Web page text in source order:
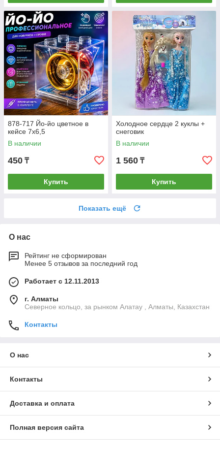
878-717 Йо-йо цветное в
кейсе 7х6,5
В наличии
450 ₸
Купить
Холодное сердце 2 куклы +
снеговик
В наличии
1 560 ₸
Купить
Показать ещё
О нас
Рейтинг не сформирован
Менее 5 отзывов за последний год
Работает с 12.11.2013
г. Алматы
Северное кольцо, за рынком Алатау , Алматы, Казахстан
Контакты
О нас
Контакты
Доставка и оплата
Полная версия сайта